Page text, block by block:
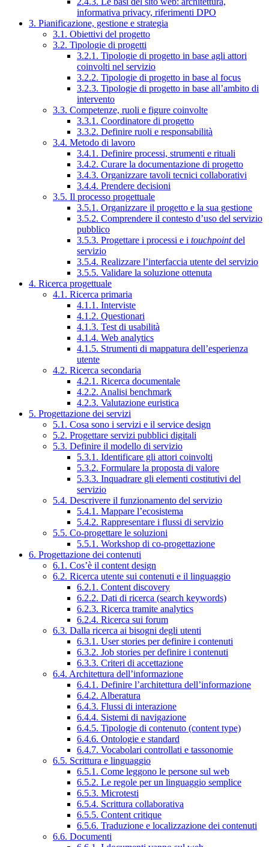
informativa privacy, riferimenti DPO
3. Pianificazione, gestione e strategia
3.1. Obiettivi del progetto
3.2. Tipologie di progetti
3.2.1. Tipologie di progetto in base agli attori
coinvolti nel servizio
3.2.2. Tipologie di progetto in base al focus
3.2.3. Tipologie di progetto in base all’ambito di
intervento
3.3. Competenze, ruoli e figure coinvolte
3.3.1. Coordinatore di progetto
3.3.2. Definire ruoli e responsabilità
3.4. Metodo di lavoro
3.4.1. Definire processi, strumenti e rituali
3.4.2. Curare la documentazione di progetto
3.4.3. Organizzare tavoli tecnici collaborativi
3.4.4. Prendere decisioni
3.5. Il processo progettuale
3.5.1. Organizzare il progetto e la sua gestione
3.5.2. Comprendere il contesto d’uso del servizio
pubblico
3.5.3. Progettare i processi e i touchpointdel
servizio
3.5.4. Realizzare l’interfaccia utente del servizio
3.5.5. Validare la soluzione ottenuta
4. Ricerca progettuale
4.1. Ricerca primaria
4.1.1. Interviste
4.1.2. Questionari
4.1.3. Test di usabilità
4.1.4. Web analytics
4.1.5. Strumenti di mappatura dell’esperienza
utente
4.2. Ricerca secondaria
4.2.1. Ricerca documentale
4.2.2. Analisi benchmark
4.2.3. Valutazione euristica
5. Progettazione dei servizi
5.1. Cosa sono i servizi e il service design
5.2. Progettare servizi pubblici digitali
5.3. Definire il modello di servizio
5.3.1. Identificare gli attori coinvolti
5.3.2. Formulare la proposta di valore
5.3.3. Inquadrare gli elementi costitutivi del
servizio
5.4. Descrivere il funzionamento del servizio
5.4.1. Mappare l’ecosistema
5.4.2. Rappresentare i flussi di servizio
5.5. Co-progettare le soluzioni
5.5.1. Workshop di co-progettazione
6. Progettazione dei contenuti
6.1. Cos’è il content design
6.2. Ricerca utente sui contenuti e il linguaggio
6.2.1. Content discovery
6.2.2. Dati di ricerca (search keywords)
6.2.3. Ricerca tramite analytics
6.2.4. Ricerca sui forum
6.3. Dalla ricerca ai bisogni degli utenti
6.3.1. User stories per definire i contenuti
6.3.2. Job stories per definire i contenuti
6.3.3. Criteri di accettazione
6.4. Architettura dell’informazione
6.4.1. Definire l’architettura dell’informazione
6.4.2. Alberatura
6.4.3. Flussi di interazione
6.4.4. Sistemi di navigazione
6.4.5. Tipologie di contenuto (content type)
6.4.6. Ontologie e standard
6.4.7. Vocabolari controllati e tassonomie
6.5. Scrittura e linguaggio
6.5.1. Come leggono le persone sul web
6.5.2. Le regole per un linguaggio semplice
6.5.3. Microtesti
6.5.4. Scrittura collaborativa
6.5.5. Content critique
6.5.6. Traduzione e localizzazione dei contenuti
6.6. Documenti